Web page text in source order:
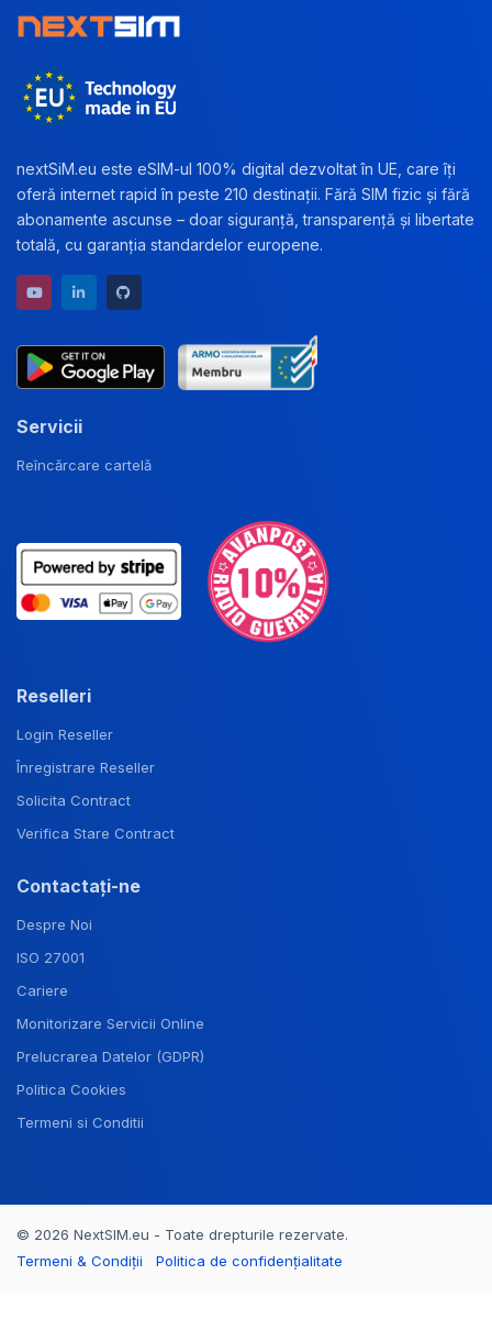
nextSiM.eu este eSIM-ul 100% digital dezvoltat în UE, care îți
oferă internet rapid în peste 210 destinații. Fără SIM fizic și fără
abonamente ascunse – doar siguranță, transparență și libertate
totală, cu garanția standardelor europene.
YouTube channel
LinkedIn profile
Servicii
Reîncărcare cartelă
Reselleri
Login Reseller
Înregistrare Reseller
Solicita Contract
Verifica Stare Contract
Contactați-ne
Despre Noi
ISO 27001
Cariere
Monitorizare Servicii Online
Prelucrarea Datelor (GDPR)
Politica Cookies
Termeni si Conditii
© 2026 NextSIM.eu - Toate drepturile rezervate.
Termeni & Condiții
Politica de confidențialitate